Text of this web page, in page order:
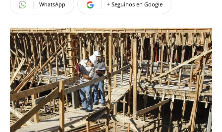
WhatsApp + Seguinos en Google